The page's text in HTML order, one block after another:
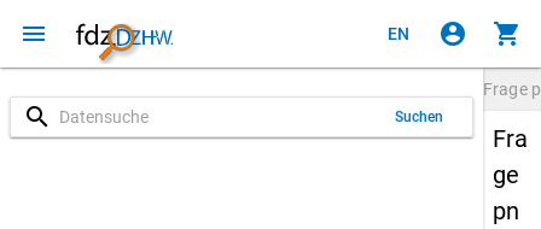
menu EN account_circle shopping_cart
search Suchen
Frage
Fra
ge
pn